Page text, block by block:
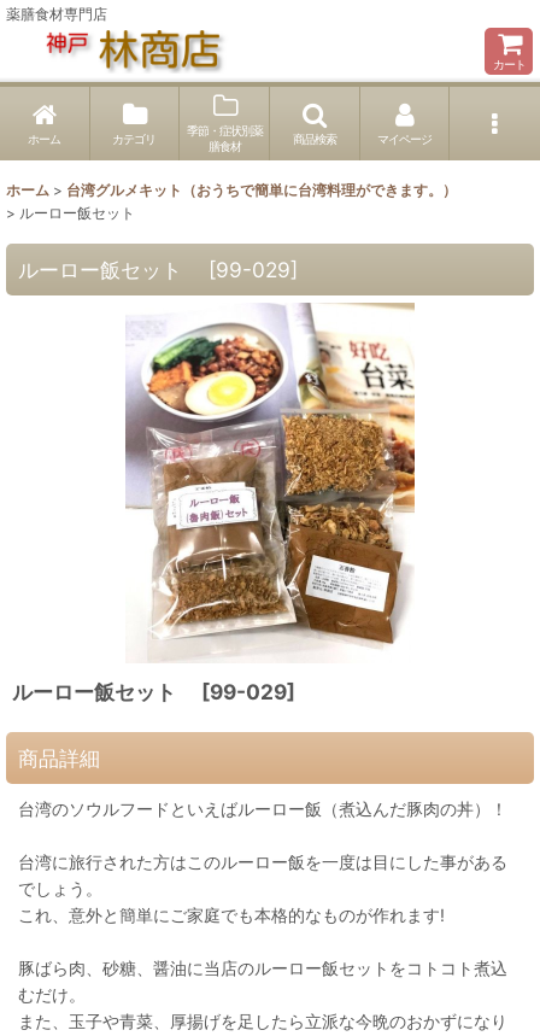
薬膳食材専門店
カート
ホーム カテゴリ
季節・症状別薬
膳食材
商品検索 マイページ
ホーム > 台湾グルメキット（おうちで簡単に台湾料理ができます。）
> ルーロー飯セット
ルーロー飯セット [99-029]
ルーロー飯セット [99-029]
商品詳細
台湾のソウルフードといえばルーロー飯（煮込んだ豚肉の丼）！
台湾に旅行された方はこのルーロー飯を一度は目にした事がある
でしょう。
これ、意外と簡単にご家庭でも本格的なものが作れます!
豚ばら肉、砂糖、醤油に当店のルーロー飯セットをコトコト煮込
むだけ。
また、玉子や青菜、厚揚げを足したら立派な今晩のおかずになり